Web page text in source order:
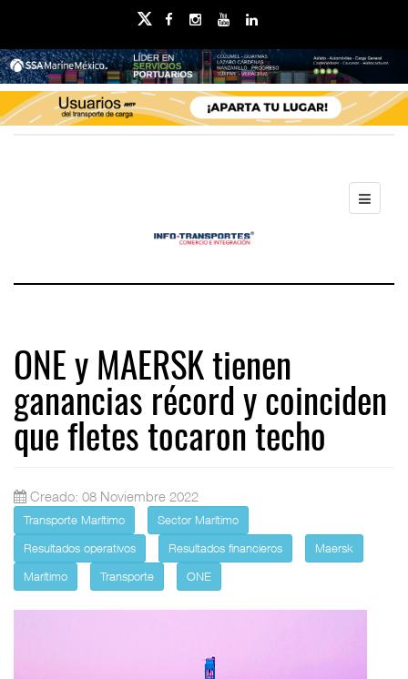
ONE y MAERSK tienen
ganancias récord y coinciden
que fletes tocaron techo
Creado: 08 Noviembre 2022
Transporte Marítimo
Sector Marítimo
Resultados operativos
Resultados financieros
Maersk
Marítimo
Transporte ONE